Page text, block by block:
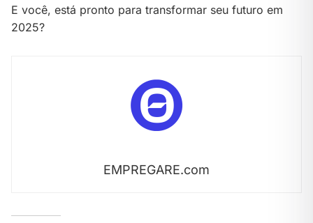
E você, está pronto para transformar seu futuro em
2025?
EMPREGARE.com